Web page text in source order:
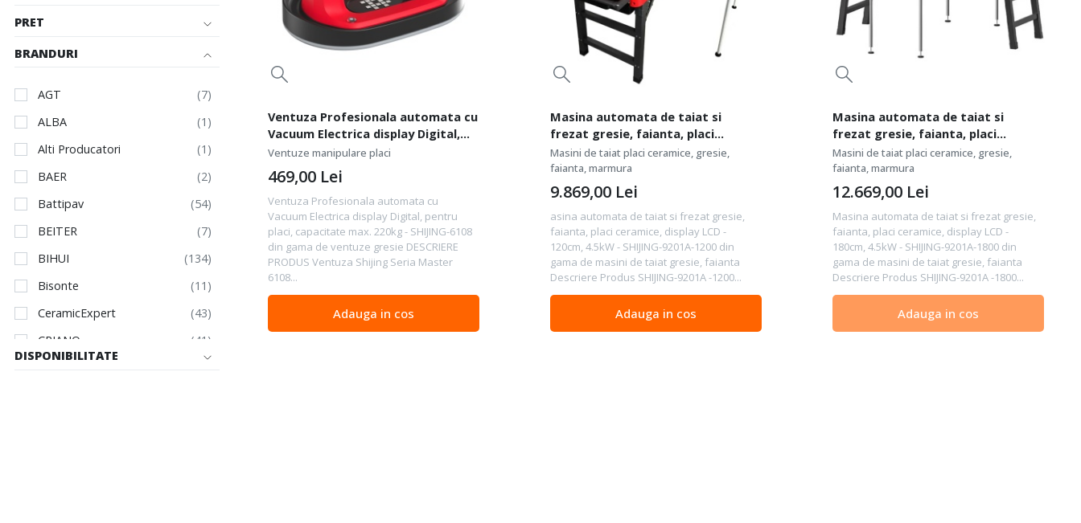
PRET
BRANDURI
AGT
ALBA
Alti Producatori
BAER
Battipav
BEITER
BIHUI
Bisonte
CeramicExpert
CRIANO
DISPONIBILITATE
Ventuza Profesionala automata cu
Vacuum Electrica display Digital,
pentru placi, capacitate max.
220kg - SHIJING-6108
Ventuze manipulare placi
Ventuza Profesionala automata cu
Vacuum Electrica display Digital, pentru
placi, capacitate max. 220kg - SHIJING-6108
din gama de ventuze gresie DESCRIERE
PRODUS Ventuza Shijing Seria Master
6108...
469,00 Lei
Adauga in cos
Masina automata de taiat si
frezat gresie, faianta, placi
ceramice, display LCD - 120cm,
4.5kW - SHIJING-9201A-1200
Masini de taiat placi ceramice, gresie,
faianta, marmura
asina automata de taiat si frezat gresie,
faianta, placi ceramice, display LCD -
120cm, 4.5kW - SHIJING-9201A-1200 din
gama de masini de taiat gresie, faianta
Descriere Produs SHIJING-9201A -1200...
9.869,00 Lei
Adauga in cos
Masina automata de taiat si
frezat gresie, faianta, placi
ceramice, display LCD - 180cm,
4.5kW - SHIJING-9201A-1800
Masini de taiat placi ceramice, gresie,
faianta, marmura
Masina automata de taiat si frezat gresie,
faianta, placi ceramice, display LCD -
180cm, 4.5kW - SHIJING-9201A-1800 din
gama de masini de taiat gresie, faianta
Descriere Produs SHIJING-9201A -1800...
12.669,00 Lei
Adauga in cos